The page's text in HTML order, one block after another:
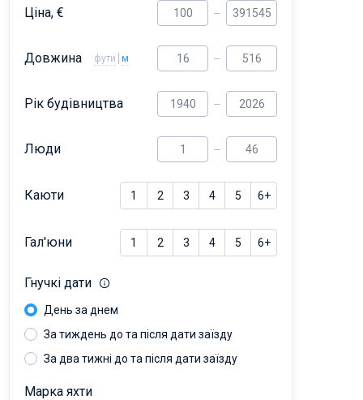
Ціна, €
Довжина фути м
Рік будівництва
Люди
Каюти 1 2 3 4 5 6+
Гал'юни 1 2 3 4 5 6+
Гнучкі дати
День за днем
За тиждень до та після дати заїзду
За два тижні до та після дати заїзду
Марка яхти